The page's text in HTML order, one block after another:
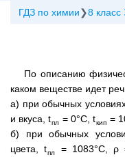
ГДЗ по химии 8 класс
По описанию
каком веществе идет
а) при обычных
и вкуса, tпл = 0°C, tкип =
б) при обычных
цвета, tпл = 1083°C, ρ